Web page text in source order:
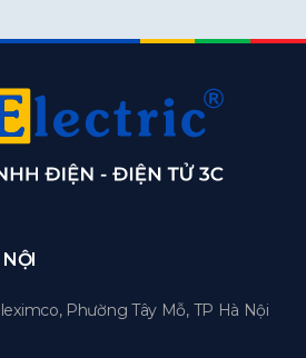
Phường Tây Mỗ, TP Hà Nội